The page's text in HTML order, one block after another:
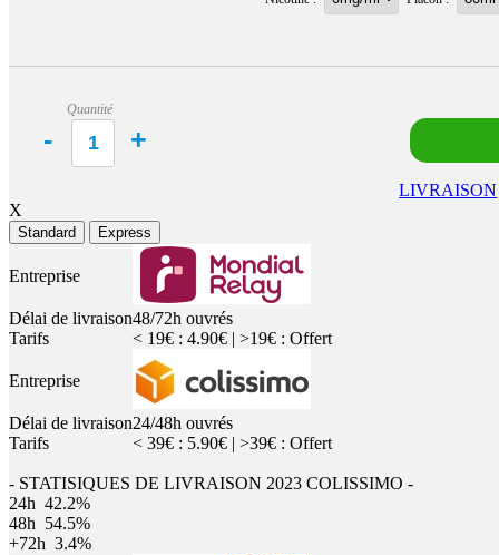
Quantité
LIVRAISON
X
Standard Express
Entreprise
Délai de livraison48/72h ouvrés
Tarifs
< 19€ : 4.90€ | >19€ : Offert
Entreprise
Délai de livraison24/48h ouvrés
Tarifs
< 39€ : 5.90€ | >39€ : Offert
- STATISIQUES DE LIVRAISON 2023 COLISSIMO -
24h 42.2%
48h 54.5%
+72h 3.4%